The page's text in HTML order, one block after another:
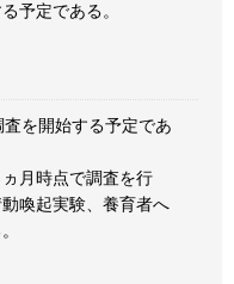
予定である。
を開始する予定であ
月時点で調査を行
喚起実験、養育者へ